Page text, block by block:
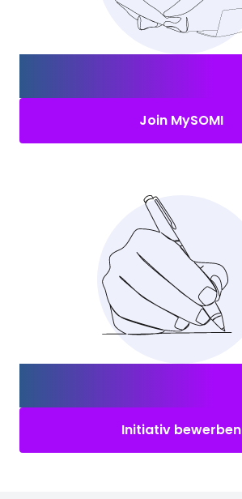
Join MySOMI
Initiativ bewerben